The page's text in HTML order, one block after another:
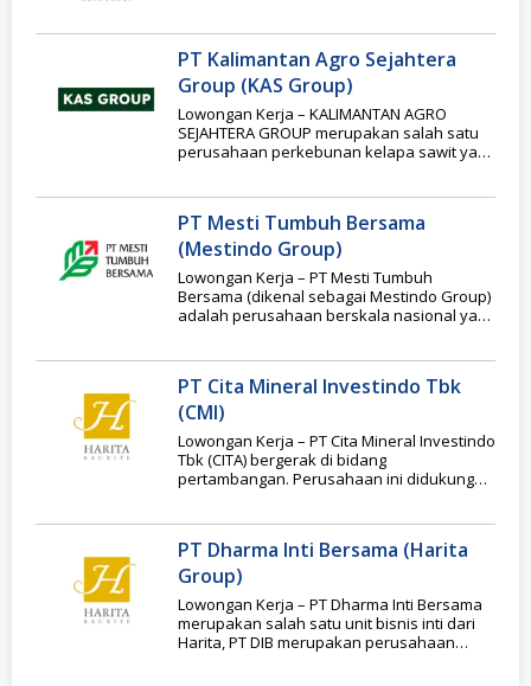
PT Kalimantan Agro Sejahtera
Group (KAS Group)
Lowongan Kerja – KALIMANTAN AGRO
SEJAHTERA GROUP merupakan salah satu
perusahaan perkebunan kelapa sawit yang
PT Mesti Tumbuh Bersama
(Mestindo Group)
Lowongan Kerja – PT Mesti Tumbuh
Bersama (dikenal sebagai Mestindo Group)
adalah perusahaan berskala nasional yang
PT Cita Mineral Investindo Tbk
(CMI)
Lowongan Kerja – PT Cita Mineral Investindo
Tbk (CITA) bergerak di bidang
pertambangan. Perusahaan ini didukung
PT Dharma Inti Bersama (Harita
Group)
Lowongan Kerja – PT Dharma Inti Bersama
merupakan salah satu unit bisnis inti dari
Harita, PT DIB merupakan perusahaan